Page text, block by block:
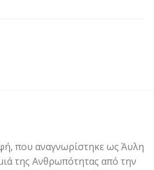
που αναγνωρίστηκε ως Άυλη
της Ανθρωπότητας από την